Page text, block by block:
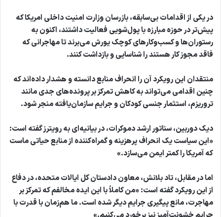
در یکی از اقدامات بی‌سابقه، بازرسان وزارت امنیت داخلی امریکا که
پیش‌تر در حوزه مبارزه با پول‌شویی فعالیت داشتند، اکنون به
رستوران‌ها و کسب‌وکارهای کوچک یورش می‌برند تا مهاجرانی که
فاقد مجوز کار هستند را شناسایی و بازداشت کنند.
منتقدان این رویکرد آن را انحراف منابع دانسته و هشدار داده‌اند که
چنین اقدامی می‌تواند به کاهش تمرکز بر پرونده‌های جدی مانند
تروریزم، استثمار جنسی کودکان و جرایم سازمان‌یافته منجر شود.
دیک دوربین، سناتور ارشد دموکرات، در بیانیه‌ای به رویترز گفته است:
«این سیاست یک انحراف پرهزینه و گمراه‌کننده از منابع حیاتی ماست
که آمریکا را کمتر ایمن می‌سازد.»
اما در مقابل،تاد بلانش،معاون دادستان کل ایالات متحده، در دفاع
از این رویکرد گفته است: «من کاملاً با این ایده مخالفم که تمرکز بر
مهاجرت، مانع پیگیری جرایم دیگر شده است. ما هم‌زمان با قدرت با